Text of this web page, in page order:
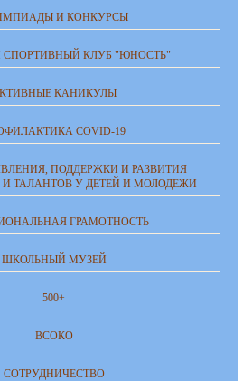
И КОНКУРСЫ
КЛУБ "ЮНОСТЬ"
КАНИКУЛЫ
COVID-19
ПОДДЕРЖКИ И РАЗВИТИЯ
ТАЛАНТОВ У ДЕТЕЙ И МОЛОДЕЖИ
ГРАМОТНОСТЬ
ШКОЛЬНЫЙ МУЗЕЙ
500+
ВСОКО
СОТРУДНИЧЕСТВО